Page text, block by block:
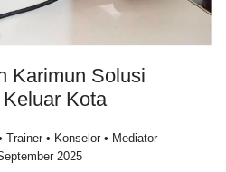
Karimun Solusi
Kota
• Konselor • Mediator
2025